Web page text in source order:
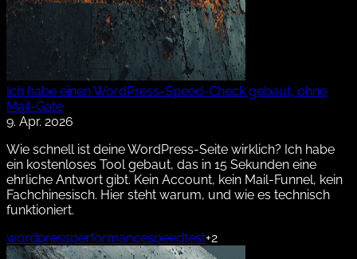
Ich habe einen WordPress-Speed-Check gebaut, ohne
Mail-Gate
9. Apr. 2026
Wie schnell ist deine WordPress-Seite wirklich? Ich habe
ein kostenloses Tool gebaut, das in 15 Sekunden eine
ehrliche Antwort gibt. Kein Account, kein Mail-Funnel, kein
Fachchinesisch. Hier steht warum, und wie es technisch
funktioniert.
wordpressperformancespeedtest+2